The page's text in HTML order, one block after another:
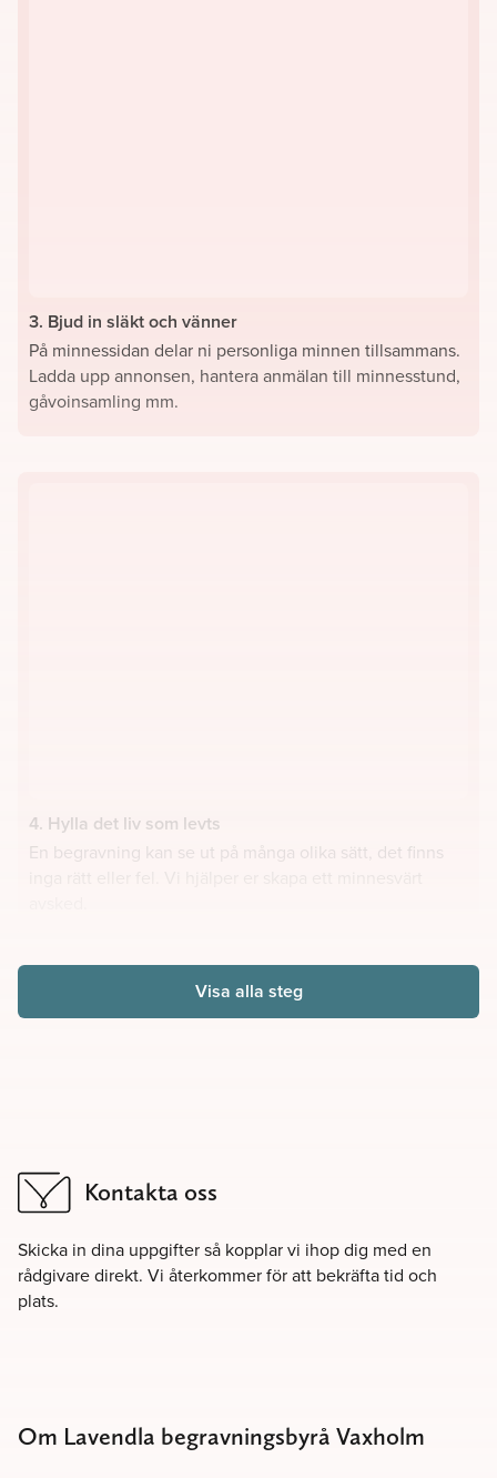
3. Bjud in släkt och vänner
På minnessidan delar ni personliga minnen tillsammans.
Ladda upp annonsen, hantera anmälan till minnesstund,
gåvoinsamling mm.
4. Hylla det liv som levts
En begravning kan se ut på många olika sätt, det finns
Visa alla steg
Kontakta oss
Skicka in dina uppgifter så kopplar vi ihop dig med en
rådgivare direkt. Vi återkommer för att bekräfta tid och
plats.
Om Lavendla begravningsbyrå Vaxholm